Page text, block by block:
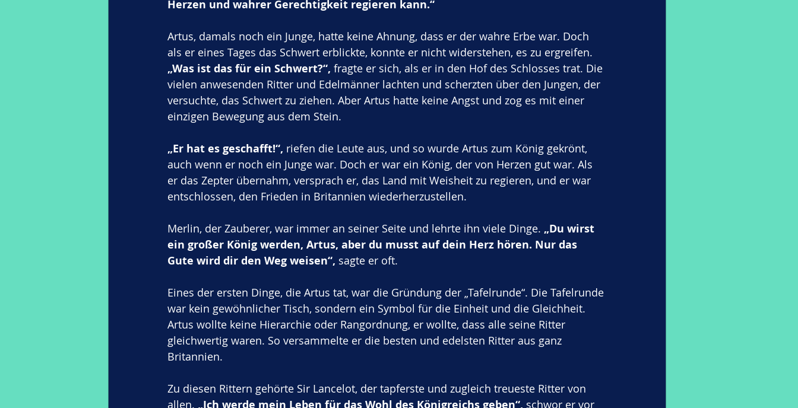
Herzen und wahrer Gerechtigkeit regieren kann.“
Artus, damals noch ein Junge, hatte keine Ahnung, dass er der wahre Erbe war. Doch
als er eines Tages das Schwert erblickte, konnte er nicht widerstehen, es zu ergreifen.
„Was ist das für ein Schwert?“, fragte er sich, als er in den Hof des Schlosses trat. Die
vielen anwesenden Ritter und Edelmänner lachten und scherzten über den Jungen, der
versuchte, das Schwert zu ziehen. Aber Artus hatte keine Angst und zog es mit einer
einzigen Bewegung aus dem Stein.
„Er hat es geschafft!“, riefen die Leute aus, und so wurde Artus zum König gekrönt,
auch wenn er noch ein Junge war. Doch er war ein König, der von Herzen gut war. Als
er das Zepter übernahm, versprach er, das Land mit Weisheit zu regieren, und er war
entschlossen, den Frieden in Britannien wiederherzustellen.
Merlin, der Zauberer, war immer an seiner Seite und lehrte ihn viele Dinge. „Du wirst
ein großer König werden, Artus, aber du musst auf dein Herz hören. Nur das
Gute wird dir den Weg weisen“, sagte er oft.
Eines der ersten Dinge, die Artus tat, war die Gründung der „Tafelrunde“. Die Tafelrunde
war kein gewöhnlicher Tisch, sondern ein Symbol für die Einheit und die Gleichheit.
Artus wollte keine Hierarchie oder Rangordnung, er wollte, dass alle seine Ritter
gleichwertig waren. So versammelte er die besten und edelsten Ritter aus ganz
Britannien.
Zu diesen Rittern gehörte Sir Lancelot, der tapferste und zugleich treueste Ritter von
allen. „Ich werde mein Leben für das Wohl des Königreichs geben“, schwor er vor